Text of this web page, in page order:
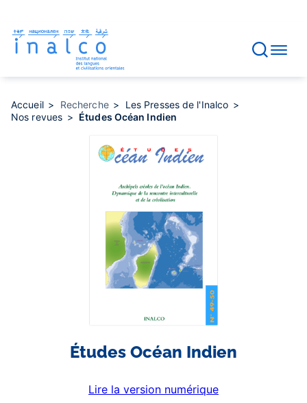
contenu
principal
Accueil Recherche
Les Presses de l'Inalco
Nos revues
Études Océan Indien
Études Océan Indien
Lire la version numérique